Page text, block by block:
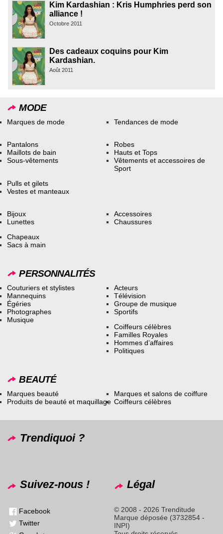
Kim Kardashian : Kris Humphries perd son
alliance !
Octobre 2011
Des cadeaux coquins pour Kim
Kardashian.
Août 2011
MODE
Marques de mode Tendances de mode
Pantalons
Maillots de bain
Sous-vêtements
Robes
Hauts et Tops
Vêtements et accessoires de
Sport
Pulls et gilets
Vestes et manteaux
Bijoux
Lunettes
Accessoires
Chaussures
Chapeaux
Sacs à main
PERSONNALITÉS
Couturiers et stylistes
Mannequins
Égéries
Photographes
Musique
Acteurs
Télévision
Groupe de musique
Sportifs
Coiffeurs célèbres
Familles Royales
Hommes d’affaires
Politiques
BEAUTÉ
Marques beauté
Produits de beauté et maquillage
Marques et salons de coiffure
Coiffeurs célèbres
Trendiquoi ?
Suivez-nous !
Facebook
Twitter
Légal
© 2008 - 2026 Trenditude
Marque déposée (3732854 -
INPI)